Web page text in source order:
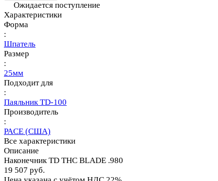
Ожидается поступление
Характеристики
Форма
:
Шпатель
Размер
:
25мм
Подходит для
:
Паяльник TD-100
Производитель
:
PACE (США)
Все характеристики
Описание
Наконечник TD THC BLADE .980
19 507 руб.